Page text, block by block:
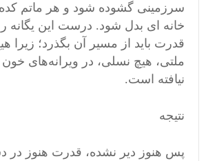
سرزمینی گشوده شود و هر ماتم
خانه ای بدل شود. درست این
قدرت باید از مسیر آن بگذرد؛ زیرا
ملتی، هیچ نسلی، در ویرانه‌های
نیافته است.
نتیجه
پس هنوز دیر نشده، قدرت هنوز در